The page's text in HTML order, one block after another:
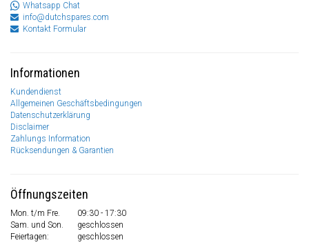
Whatsapp Chat
info@dutchspares.com
Kontakt Formular
Informationen
Kundendienst
Allgemeinen Geschäftsbedingungen
Datenschutzerklärung
Disclaimer
Zahlungs Information
Rücksendungen & Garantien
Öffnungszeiten
Mon. t/m Fre.
09:30 - 17:30
Sam. und Son.
geschlossen
Feiertagen:
geschlossen